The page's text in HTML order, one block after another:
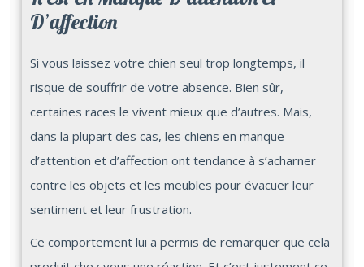
D’affection
Si vous laissez votre chien seul trop longtemps, il
risque de souffrir de votre absence. Bien sûr,
certaines races le vivent mieux que d’autres. Mais,
dans la plupart des cas, les chiens en manque
d’attention et d’affection ont tendance à s’acharner
contre les objets et les meubles pour évacuer leur
sentiment et leur frustration.
Ce comportement lui a permis de remarquer que cela